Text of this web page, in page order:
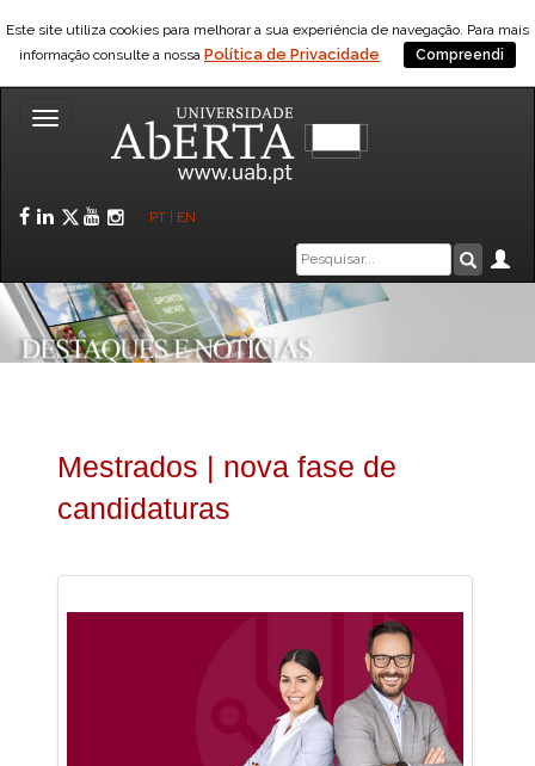
Este site utiliza cookies para melhorar a sua experiência de navegação. Para mais
informação consulte a nossa Política de Privacidade Compreendi
Toggle
Facebook
LinkedIn
Twitter
YouTube
Instagram
PT EN
Caixa
de
pesquisa
Mestrados | nova fase de
candidaturas